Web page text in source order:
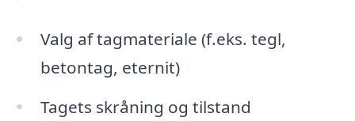
Valg af tagmateriale (f.eks. tegl,
betontag, eternit)
Tagets skråning og tilstand